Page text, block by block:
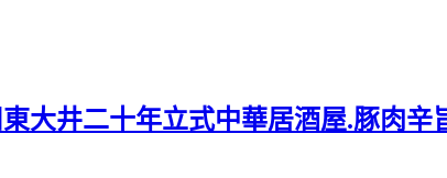
大井二十年立式中華居酒屋.豚肉辛